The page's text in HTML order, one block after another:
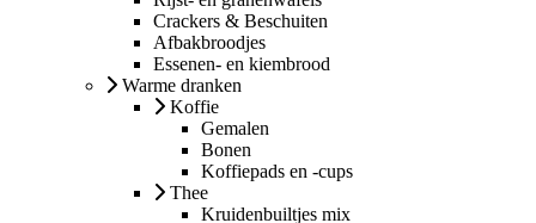
Crackers & Beschuiten
Afbakbroodjes
Essenen- en kiembrood
Warme dranken
Koffie
Gemalen
Bonen
Koffiepads en -cups
Thee
Kruidenbuiltjes mix